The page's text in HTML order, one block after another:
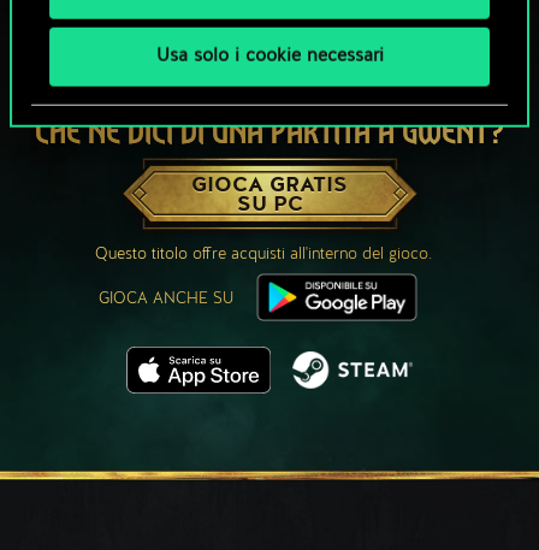
Usa solo i cookie necessari
CHE NE DICI DI UNA PARTITA A GWENT?
GIOCA GRATIS
SU PC
Questo titolo offre acquisti all'interno del gioco.
GIOCA ANCHE SU